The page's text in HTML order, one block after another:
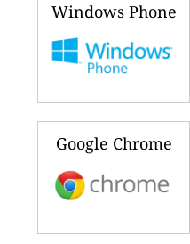
Windows Phone
Google Chrome